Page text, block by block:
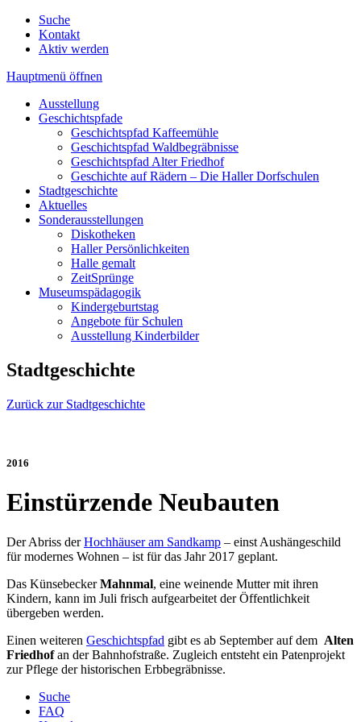
Suche
Kontakt
Aktiv werden
Hauptmenü öffnen
Ausstellung
Geschichtspfade
Geschichtspfad Kaffeemühle
Geschichtspfad Waldbegräbnisse
Geschichtspfad Alter Friedhof
Geschichte auf Rädern – Die Haller Dorfschulen
Stadtgeschichte
Aktuelles
Sonderausstellungen
Diskotheken
Haller Persönlichkeiten
Halle gemalt
ZeitSprünge
Museumspädagogik
Kindergeburtstag
Angebote für Schulen
Ausstellung Kinderbilder
Stadtgeschichte
Zurück zur Stadtgeschichte
2016
Einstürzende Neubauten
Der Abriss derHochhäuser am Sandkamp – einst Aushängeschild
für modernes Wohnen – ist für das Jahr 2017 geplant.
Das KünsebeckerMahnmal, eine weinende Mutter mit ihren
Kindern, kann im Juli frisch aufgearbeitet der Öffentlichkeit
übergeben werden.
Einen weiteren Geschichtspfad gibt es ab September auf dem Alten
Friedhofan der Bahnhofstraße. Zugleich entsteht ein Patenprojekt
zur Pflege der historischen Erbbegräbnisse.
Suche
FAQ